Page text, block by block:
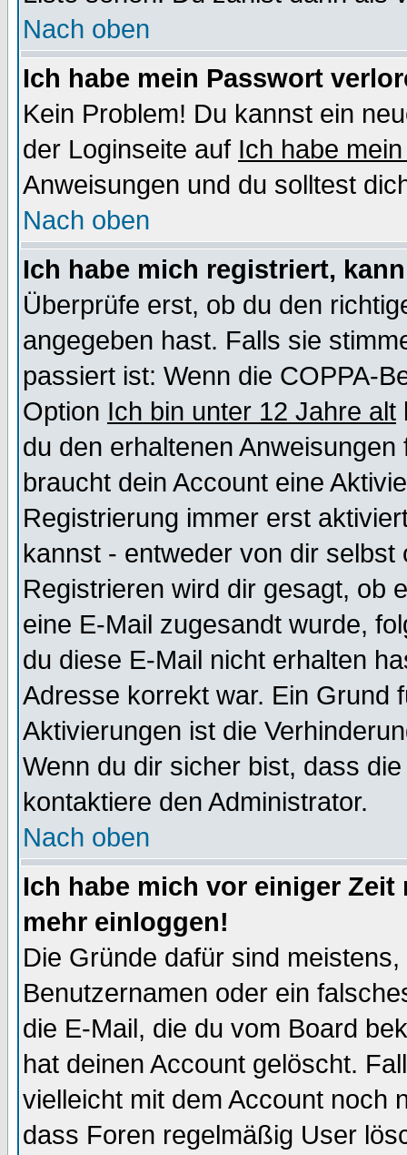
Nach oben
Ich habe mein Passwort
Kein Problem! Du kannst ein
der Loginseite auf Ich habe
Anweisungen und du solltest
Nach oben
Ich habe mich registriert,
Überprüfe erst, ob du den
angegeben hast. Falls sie
passiert ist: Wenn die COPPA-
Option Ich bin unter 12 Jahre alt
du den erhaltenen
braucht dein Account eine
Registrierung immer erst
kannst - entweder von dir selbst
Registrieren wird dir gesagt, ob
eine E-Mail zugesandt wurde,
du diese E-Mail nicht erhalten
Adresse korrekt war. Ein Grund
Aktivierungen ist die
Wenn du dir sicher bist, dass
kontaktiere den Administrator.
Nach oben
Ich habe mich vor einiger
mehr einloggen!
Die Gründe dafür sind
Benutzernamen oder ein
die E-Mail, die du vom Board
hat deinen Account gelöscht.
vielleicht mit dem Account noch
dass Foren regelmäßig User